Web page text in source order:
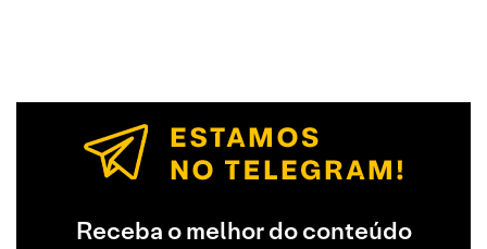
Receba o melhor do conteúdo